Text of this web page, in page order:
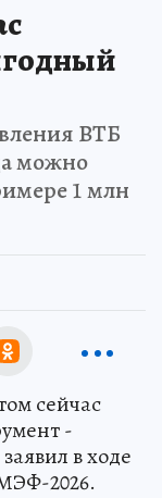
ВТБ
можно
1 млн
сейчас
-
в ходе
2026.